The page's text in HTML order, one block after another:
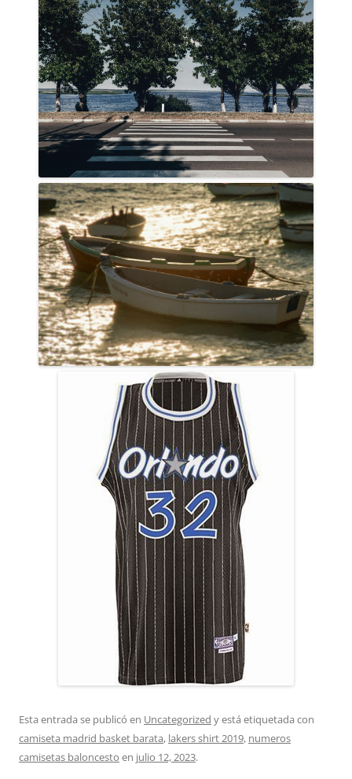
Esta entrada se publicó en Uncategorized y está etiquetada con
camiseta madrid basket barata, lakers shirt 2019, numeros
camisetas baloncesto en julio 12, 2023.